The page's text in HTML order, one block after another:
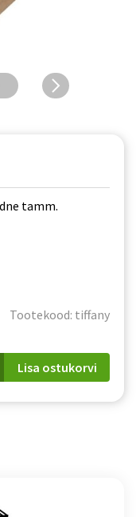
tamm.
Tootekood: tiffany
Lisa ostukorvi